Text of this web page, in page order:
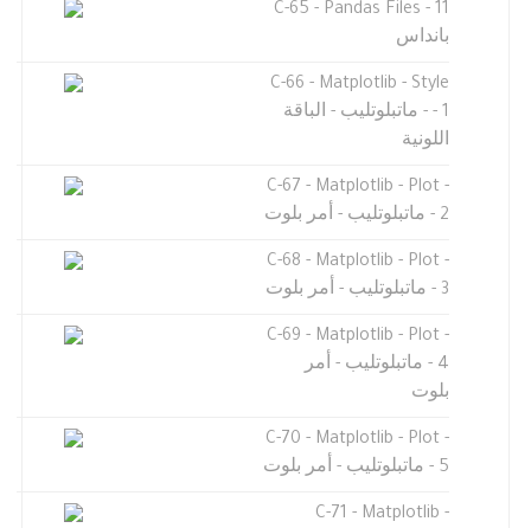
C-65 - Pandas Files - 11
بانداس
C-66 - Matplotlib - Style
- 1 - ماتبلوتليب - الباقة
اللونية
C-67 - Matplotlib - Plot -
2 - ماتبلوتليب - أمر بلوت
C-68 - Matplotlib - Plot -
3 - ماتبلوتليب - أمر بلوت
C-69 - Matplotlib - Plot -
4 - ماتبلوتليب - أمر
بلوت
C-70 - Matplotlib - Plot -
5 - ماتبلوتليب - أمر بلوت
C-71 - Matplotlib -